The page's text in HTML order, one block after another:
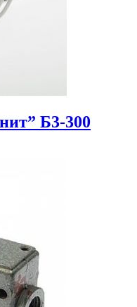
Б3-300